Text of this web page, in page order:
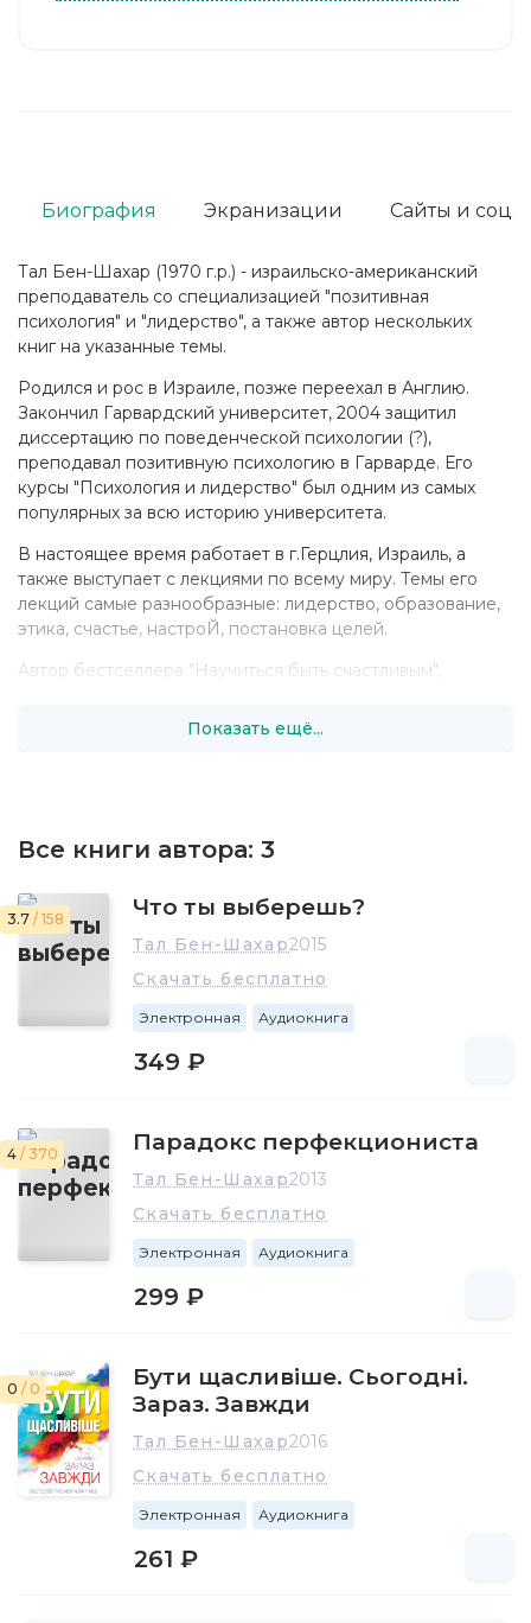
Тал Бен-Шахар (1970 г.р.) - израильско-американский
преподаватель со специализацией "позитивная
психология" и "лидерство", а также автор нескольких
книг на указанные темы.
Родился и рос в Израиле, позже переехал в Англию.
Закончил Гарвардский университет, 2004 защитил
диссертацию по поведенческой психологии (?),
преподавал позитивную психологию в Гарварде. Его
курсы "Психология и лидерство" был одним из самых
популярных за всю историю университета.
В настоящее время работает в г.Герцлия, Израиль, а
также выступает с лекциями по всему миру. Темы его
лекций самые разнообразные: лидерство, образование,
этика, счастье, настроЙ, постановка целей.
Автор бестселлера "Научиться быть счастливым",
переведена книга "Парадокс перфекциониста".
Показать ещё...
Биография Экранизации Сайты и соц.
Все книги автора: 3
3.7 / 158 Что ты выберешь?
Тал Бен-Шахар2015
Скачать бесплатно
Электронная Аудиокнига
349 ₽
4 / 370 Парадокс перфекциониста
Тал Бен-Шахар2013
Скачать бесплатно
Электронная Аудиокнига
299 ₽
0 / 0
Бути щасливіше. Сьогодні.
Зараз. Завжди
Тал Бен-Шахар2016
Скачать бесплатно
Электронная Аудиокнига
261 ₽